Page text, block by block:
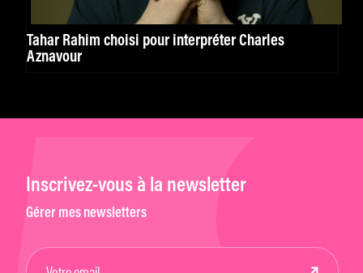
Tahar Rahim choisi pour interpréter Charles
Aznavour
Inscrivez-vous à la newsletter
Gérer mes newsletters